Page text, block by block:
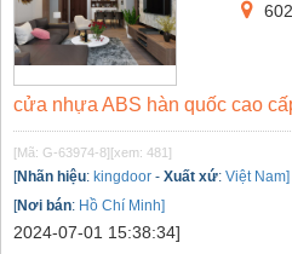
cửa nhựa ABS hàn quốc cao
[Mã: G-63974-8] [xem: 481]
[Nhãn hiệu: kingdoor - Xuất xứ: Việt Nam]
[Nơi bán: Hồ Chí Minh]
2024-07-01 15:38:34]